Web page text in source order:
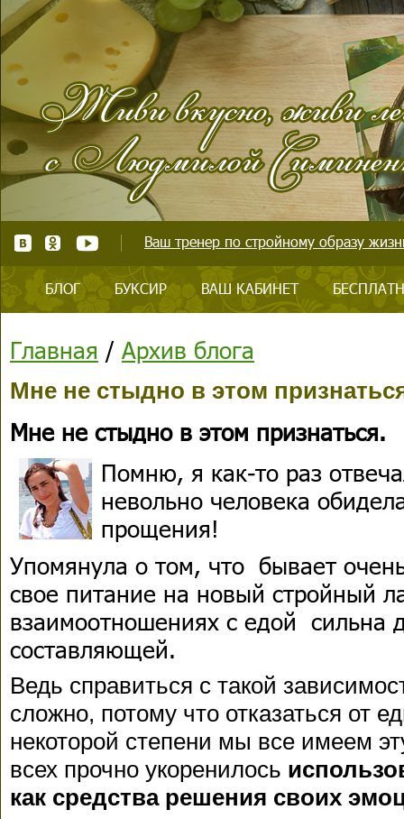
Ваш тренер по стройному образу
БЛОГ БУКСИР ВАШ КАБИНЕТ
Главная / Архив блога
Мне не стыдно в этом
Мне не стыдно в этом признаться.
Помню, я как-то раз
невольно человека
прощения!
Упомянула о том, что бывает
свое питание на новый стройный
взаимоотношениях с едой сильна
составляющей.
Ведь справиться с такой
сложно, потому что отказаться от
некоторой степени мы все имеем
всех прочно укоренилось
как средства решения своих